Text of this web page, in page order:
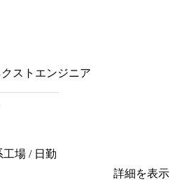
ストエンジニア
場 / 日勤
詳細を表示